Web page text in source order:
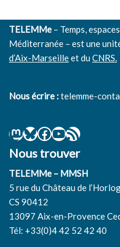
TELEMMe – Temps,
Méditerranée – est une
d’Aix-Marseilleet duCNRS.
Nous écrire :telemme-
Nous trouver
TELEMMe – MMSH
5 rue du Château de
CS 90412
13097 Aix-en-Provence
Tél: +33(0)4 42 52 42 40